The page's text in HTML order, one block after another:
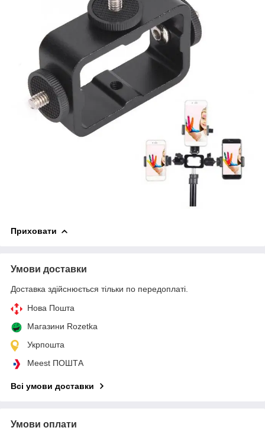
Приховати
Умови доставки
Доставка здійснюється тільки по передоплаті.
Нова Пошта
Магазини Rozetka
Укрпошта
Meest ПОШТА
Всі умови доставки
Умови оплати